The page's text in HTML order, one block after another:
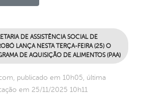
DE ASSISTÊNCIA SOCIAL DE
LANÇA NESTA TERÇA-FEIRA (25) O
DE AQUISIÇÃO DE ALIMENTOS (PAA)
publicado em 10h05, última
em 25/11/2025 10h11